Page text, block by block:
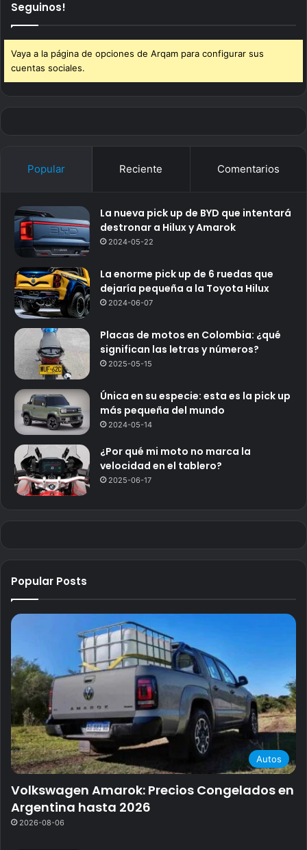
Seguinos!
Vaya a la página de opciones de Arqam para configurar sus
cuentas sociales.
Popular Reciente Comentarios
La nueva pick up de BYD que intentará
destronar a Hilux y Amarok
2024-05-22
La enorme pick up de 6 ruedas que
dejaría pequeña a la Toyota Hilux
2024-06-07
Placas de motos en Colombia: ¿qué
significan las letras y números?
2025-05-15
Única en su especie: esta es la pick up
más pequeña del mundo
2024-05-14
¿Por qué mi moto no marca la
velocidad en el tablero?
2025-06-17
Popular Posts
Autos
Volkswagen Amarok: Precios Congelados en
Argentina hasta 2026
2026-08-06